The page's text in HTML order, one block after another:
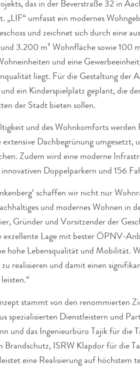
das in der Beverstraße 32 in
„LIF“ umfasst ein modernes
und zeichnet sich durch eine
3.200 m² Wohnfläche sowie 100
und eine
liegt. Für die Gestaltung der
ein Kinderspielplatz geplant, die
der Stadt bieten sollen.
und des Wohnkomforts werden
Dachbegrünung umgesetzt,
Zudem wird eine moderne
Doppelparkern und 156
schaffen wir nicht nur
und modernes Wohnen in
Gründer und Vorsitzender der
exzellente Lage mit bester ÖPNV-
hohe Lebensqualität und Mobilität.
realisieren und damit einen
stammt von den renommierten
spezialisierten Dienstleistern und
und das Ingenieurbüro Tajik für die
Brandschutz, ISRW Klapdor für die
eine Realisierung auf höchstem